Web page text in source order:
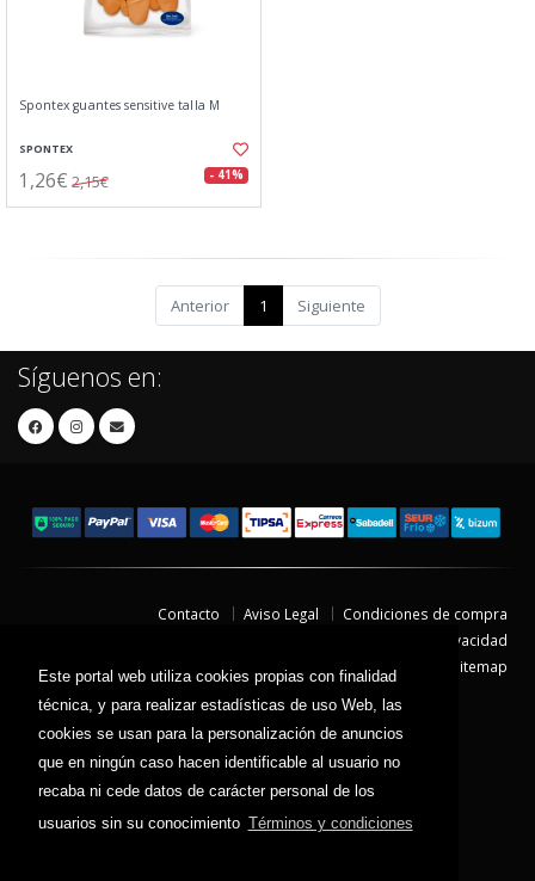
Este portal web utiliza cookies propias con finalidad
técnica, y para realizar estadísticas de uso Web, las
cookies se usan para la personalización de anuncios
que en ningún caso hacen identificable al usuario no
recaba ni cede datos de carácter personal de los
usuarios sin su conocimiento Términos y condiciones
Spontex guantes sensitive talla M
SPONTEX
1,26€ 2,15€ - 41%
Anterior 1 Siguiente
Síguenos en:
Contacto Aviso Legal
Condiciones de compra
Política de Privacidad
Política de Cookies
Sitemap
© 2026 - Todos los derechos reservados.